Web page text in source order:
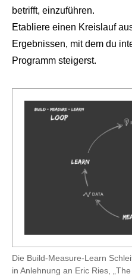
betrifft, einzuführen.
Etabliere einen Kreislauf
Ergebnissen, mit dem du
Programm steigerst.
Die Build-Measure-Learn
in Anlehnung an Eric Ries,